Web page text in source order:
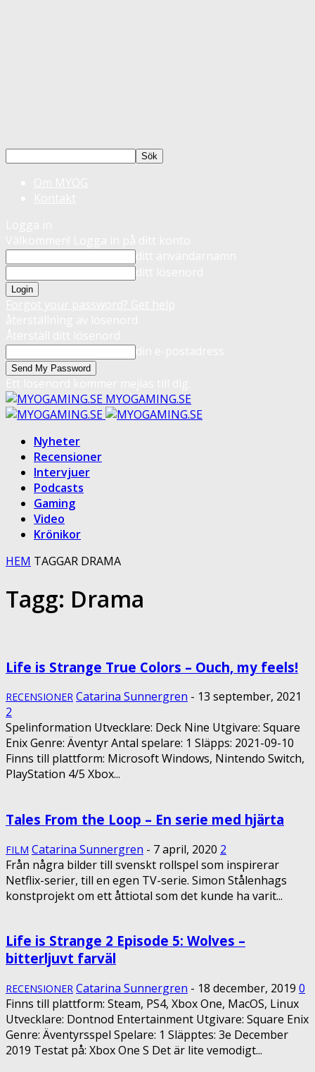
MYOGAMING.SE
Nyheter
Recensioner
Intervjuer
Podcasts
Gaming
Video
Krönikor
HEM TAGGAR DRAMA
Tagg: Drama
Life is Strange True Colors – Ouch, my feels!
RECENSIONER Catarina Sunnergren - 13 september, 2021
2
Spelinformation Utvecklare: Deck Nine Utgivare: Square
Enix Genre: Äventyr Antal spelare: 1 Släpps: 2021-09-10
Finns till plattform: Microsoft Windows, Nintendo Switch,
PlayStation 4/5 Xbox...
Tales From the Loop – En serie med hjärta
FILM Catarina Sunnergren - 7 april, 2020 2
Från några bilder till svenskt rollspel som inspirerar
Netflix-serier, till en egen TV-serie. Simon Stålenhags
konstprojekt om ett åttiotal som det kunde ha varit...
Life is Strange 2 Episode 5: Wolves –
bitterljuvt farväl
RECENSIONER Catarina Sunnergren - 18 december, 2019 0
Finns till plattform: Steam, PS4, Xbox One, MacOS, Linux
Utvecklare: Dontnod Entertainment Utgivare: Square Enix
Genre: Äventyrsspel Spelare: 1 Släpptes: 3e December
2019 Testat på: Xbox One S Det är lite vemodigt...